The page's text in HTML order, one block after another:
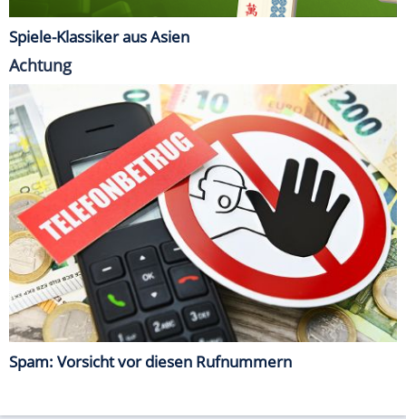
Spiele-Klassiker aus Asien
Achtung
Spam: Vorsicht vor diesen Rufnummern